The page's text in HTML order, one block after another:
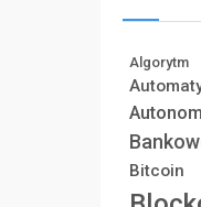
Algorytm
Bitcoin